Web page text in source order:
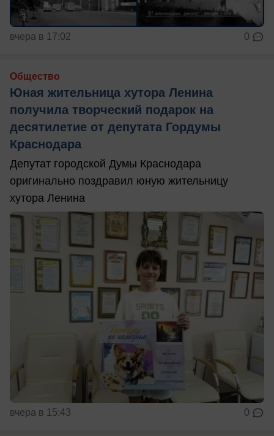
вчера в 17:02 0
Общество
Юная жительница хутора Ленина
получила творческий подарок на
десятилетие от депутата Гордумы
Краснодара
Депутат городской Думы Краснодара
оригинально поздравил юную жительницу
хутора Ленина
вчера в 15:43 0